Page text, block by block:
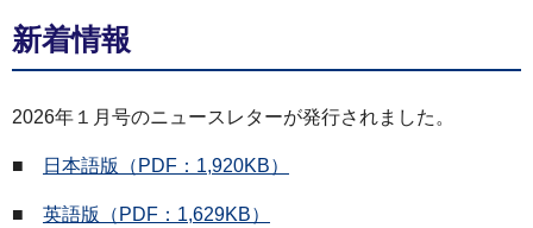
新着情報
2026年１月号のニュースレターが発行されました。
■ 日本語版（PDF：1,920KB）
■ 英語版（PDF：1,629KB）